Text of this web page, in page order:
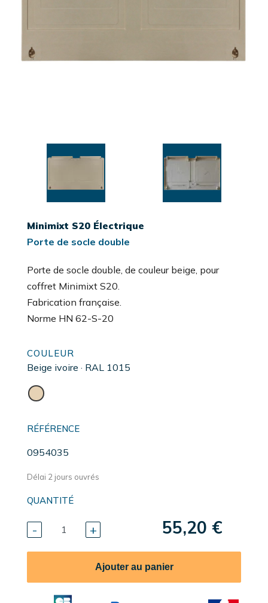
Minimixt S20 Électrique
Porte de socle double
Porte de socle double, de couleur beige, pour
coffret Minimixt S20.
Fabrication française.
Norme HN 62-S-20
COULEUR
Beige ivoire · RAL 1015
RÉFÉRENCE
0954035
Délai 2 jours ouvrés
QUANTITÉ
- + 55,20 €
Ajouter au panier